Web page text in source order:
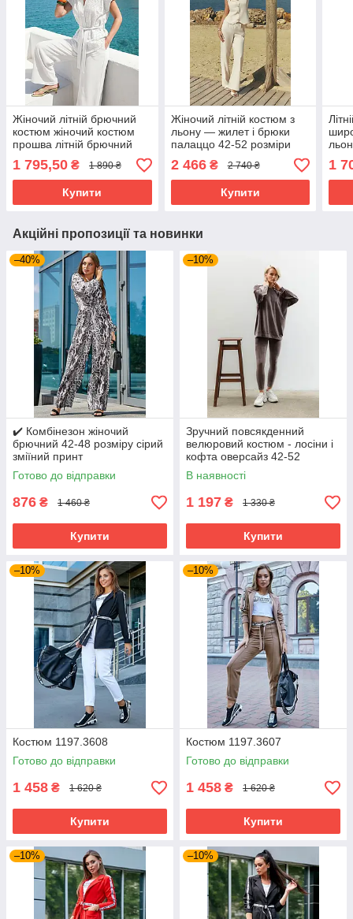
Жіночий літній брючний
костюм жіночий костюм
прошва літній брючний
костюм натуральні
тканини преміум
молочний 46-54 розміри
1 795,50 ₴ 1 890 ₴
Купити
Жіночий літній костюм з
льону — жилет і брюки
палаццо 42-52 розміри
світло-бежевий
2 466₴ 2 740 ₴
Купити
1
Акційні пропозиції та новинки
–40%
✔️ Комбінезон жіночий
брючний 42-48 розміру сірий
зміїний принт
Готово до відправки
876 ₴ 1 460 ₴
Купити
–10%
Зручний повсякденний
велюровий костюм - лосіни і
кофта оверсайз 42-52
розміри різні кольори
В наявності
1 197 ₴ 1 330 ₴
Купити
–10%
Костюм 1197.3608
Готово до відправки
1 458 ₴ 1 620 ₴
Купити
–10%
Костюм 1197.3607
Готово до відправки
1 458 ₴ 1 620 ₴
Купити
–10% –10%